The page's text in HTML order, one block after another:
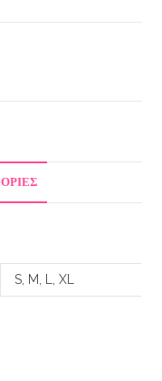
S, M, L, XL